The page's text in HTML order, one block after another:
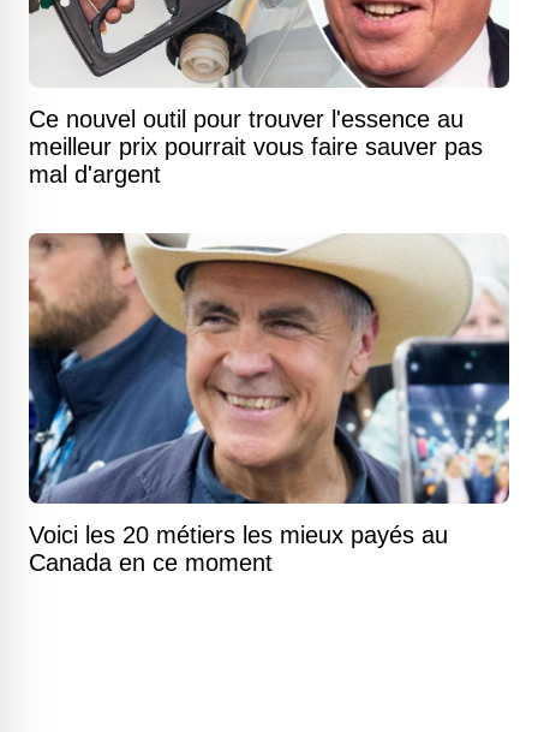
Ce nouvel outil pour trouver l'essence au
meilleur prix pourrait vous faire sauver pas
mal d'argent
Voici les 20 métiers les mieux payés au
Canada en ce moment